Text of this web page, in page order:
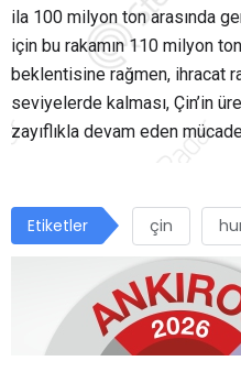
ila 100 milyon ton arasında
için bu rakamın 110 milyon
beklentisine rağmen, ihracat
seviyelerde kalması, Çin’in
zayıflıkla devam eden
Etiketler çin